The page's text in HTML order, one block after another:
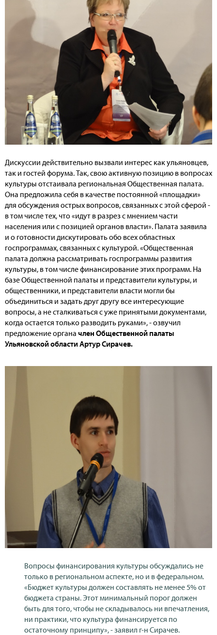
Дискуссии действительно вызвали интерес как ульяновцев,
так и гостей форума. Так, свою активную позицию в вопросах
культуры отстаивала региональная Общественная палата.
Она предложила себя в качестве постоянной «площадки»
для обсуждения острых вопросов, связанных с этой сферой -
в том числе тех, что «идут в разрез с мнением части
населения или с позицией органов власти». Палата заявила
и о готовности дискутировать обо всех областных
госпрограммах, связанных с культурой. «Общественная
палата должна рассматривать госпрограммы развития
культуры, в том числе финансирование этих программ. На
базе Общественной палаты и представители культуры, и
общественники, и представители власти могли бы
объединиться и задать друг другу все интересующие
вопросы, а не сталкиваться с уже принятыми документами,
когда остается только разводить руками», - озвучил
предложение органа член Общественной палаты
Ульяновской области Артур Сирачев.
Вопросы финансирования культуры обсуждались не
только в региональном аспекте, но и в федеральном.
«Бюджет культуры должен составлять не менее 5% от
бюджета страны. Этот минимальный порог должен
быть для того, чтобы не складывалось ни впечатления,
ни практики, что культура финансируется по
остаточному принципу», - заявил г-н Сирачев.